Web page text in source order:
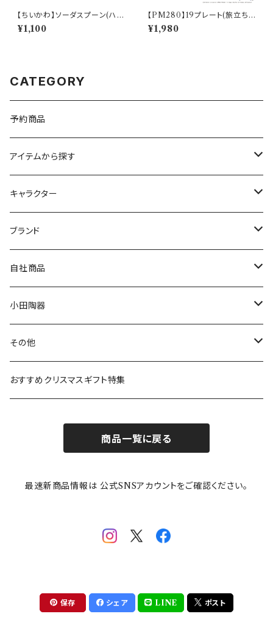
【ちいかわ】ソーダスプーン(ハチ
ワレ)【CKW40】CKW42-850
¥1,100
【PM280】19プレート(旅立ち)
【Daily Sketch】PM285-330
¥1,980
CATEGORY
予約商品
アイテムから探す
九谷焼
マグ＆カップ
プレート
ボウル
ガラスウェア
カトラリー
キャラクター
ムーミン
80th記念アイテム
リトルミイの日記念アイテム
MOOMIN ANIMATION
スヌーピー
ピーターラビット
ポケットモンスター
mofusand（モフサンド）
mofsand×日比谷花壇
ちびまる子ちゃんandクレヨンしんちゃん
ブランド
LA AMYS(エミーズ)
LISA LARSON(リサラーソン)
LAURA ASHLEY(ローラ アシュレイ)
Finlayson(フィンレイソン)
HANAE MORI(ハナエモリ)
THE BEATLES(ザ・ビートルズ)
【山加商店×yaeko】migratory bird
自社商品
ねこ企画
Cecera(セセラ)
CELEC(セレック)
隅切り重箱
HAPPY DINING(ハッピーダイニング)
小田陶器
さざなみ
吉祥
メイメイウェア
SoSo(ソソ）
その他
リサイクル食器
おすすめクリスマスギフト特集
商品一覧に戻る
最速新商品情報は 公式SNSアカウントをご確認ください。
保存 シェア LINE ポスト